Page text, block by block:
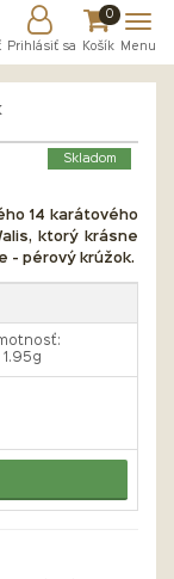
Prihlásiť sa
0
Košík Menu
Skladom
14 karátového
ktorý krásne
- pérový krúžok.
1.95g